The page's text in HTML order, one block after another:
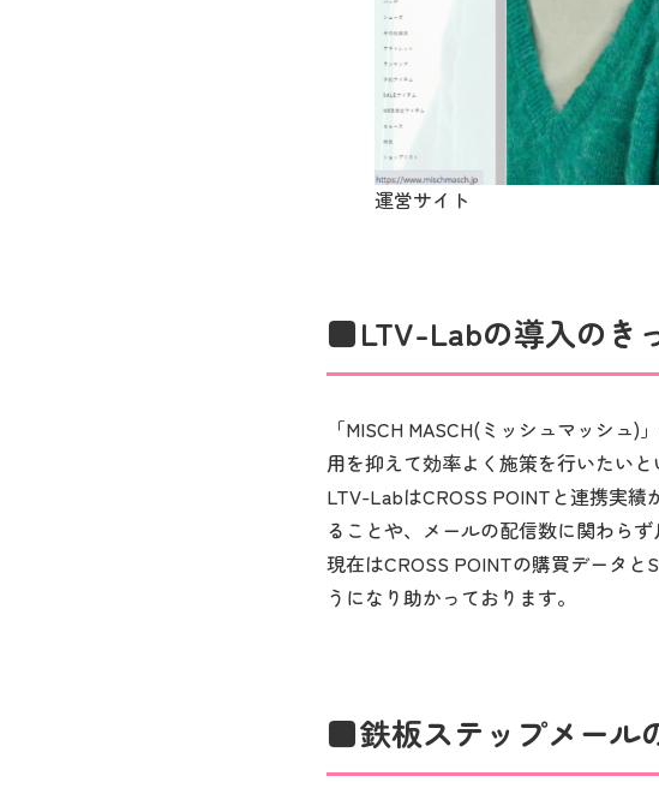
運営サイト
LTV-Labの導入のき
「MISCH MASCH(ミッシュマッシュ
用を抑えて効率よく施策を行いたいと
LTV-LabはCROSS POINTと連携実
ることや、メールの配信数に関わら
現在はCROSS POINTの購買データ
うになり助かっております。
鉄板ステップメール